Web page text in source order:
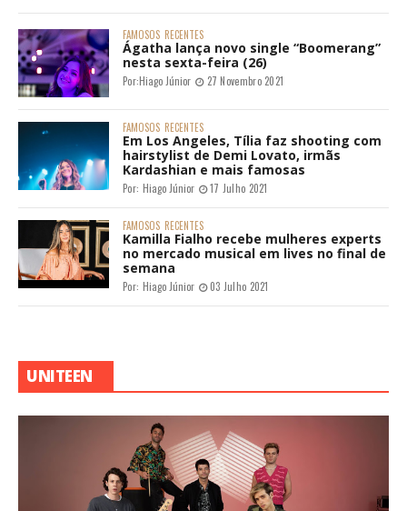
FAMOSOS RECENTES
Ágatha lança novo single “Boomerang”
nesta sexta-feira (26)
Por:Hiago Júnior 27 Novembro 2021
FAMOSOS RECENTES
Em Los Angeles, Tília faz shooting com
hairstylist de Demi Lovato, irmãs
Kardashian e mais famosas
Por: Hiago Júnior 17 Julho 2021
FAMOSOS RECENTES
Kamilla Fialho recebe mulheres experts
no mercado musical em lives no final de
semana
Por: Hiago Júnior 03 Julho 2021
UNITEEN